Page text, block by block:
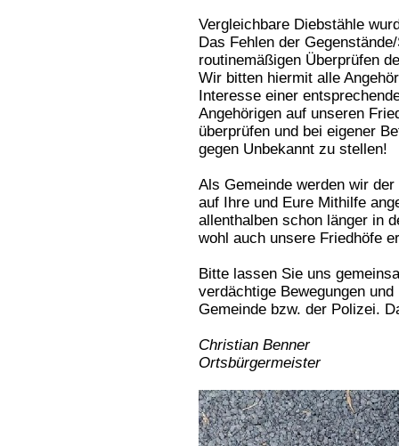
Vergleichbare Diebstähle
Das Fehlen der
routinemäßigen Überprüfen
Wir bitten hiermit alle
Interesse einer
Angehörigen auf unseren
überprüfen und bei eigener
gegen Unbekannt zu stellen!
Als Gemeinde werden wir
auf Ihre und Eure Mithilfe
allenthalben schon länger in
wohl auch unsere Friedhöfe
Bitte lassen Sie uns
verdächtige Bewegungen
Gemeinde bzw. der Polizei.
Christian Benner
Ortsbürgermeister